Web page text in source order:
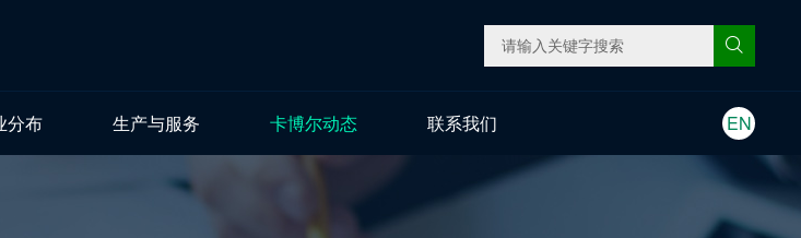
分布 生产与服务 卡博尔动态 联系我们 EN